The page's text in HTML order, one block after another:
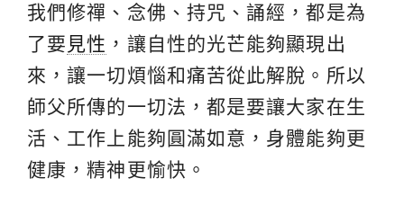
我們修禪、念佛、持咒、誦經，都是為
了要 見性 ，讓自性的光芒能夠顯現出
來，讓一切煩惱和痛苦從此解脫。所以
師父所傳的一切法，都是要讓大家在生
活、工作上能夠圓滿如意，身體能夠更
健康，精神更愉快。